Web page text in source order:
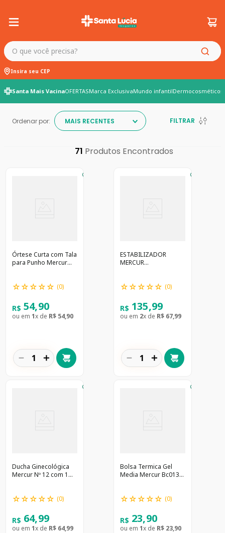
O que você precisa?
Insira seu CEP
Santa Mais VacinaOFERTASMarca ExclusivaMundo infantilDermocosméticos
Ordenar por: MAIS RECENTES FILTRAR
71
Órtese Curta com Tala
para Punho Mercur
☆☆☆☆☆ (0)
R$ 54,90
ou em 1x de R$ 54,90
＋
－
ESTABILIZADOR
MERCUR
☆☆☆☆☆ (0)
R$ 135,99
ou em 2x de R$ 67,99
＋
－
Ducha Ginecológica
Mercur Nº 12 com 1
☆☆☆☆☆ (0)
R$ 64,99
ou em 1x de R$ 64,99
Bolsa Termica Gel
Media Mercur Bc0130
☆☆☆☆☆ (0)
R$ 23,90
ou em 1x de R$ 23,90